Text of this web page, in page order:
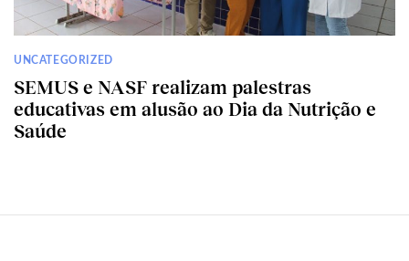
UNCATEGORIZED
SEMUS e NASF realizam palestras
educativas em alusão ao Dia da Nutrição e
Saúde